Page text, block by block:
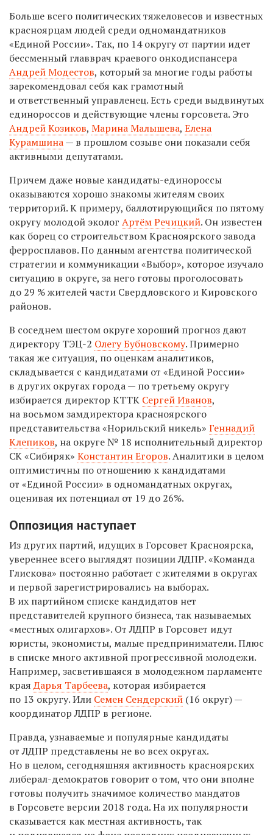
Больше всего политических тяжеловесов и известных
красноярцам людей среди одномандатников
«Единой России». Так, по 14округу от партии идет
бессменный главврач краевого онкодиспансера
Андрей Модестов, который за многие годы работы
зарекомендовал себя как грамотный
и ответственный управленец. Есть среди выдвинутых
единороссов и действующие члены горсовета. Это
Андрей Козиков, Марина Малышева, Елена
Курамшина— в прошлом созыве они показали себя
активными депутатами.
Причем даже новые кандидаты-единороссы
оказываются хорошо знакомы жителям своих
территорий. К примеру, баллотирующийся по пятому
округу молодой эколог Артём Речицкий. Он известен
как борец со строительством Красноярского завода
ферросплавов. По данным агентства политической
стратегии и коммуникации «Выбор», которое изучало
ситуацию в округе, за него готовы проголосовать
до 29 % жителей части Свердловского и Кировского
районов.
В соседнем шестом округе хороший прогноз дают
директору ТЭЦ-2 Олегу Бубновскому. Примерно
такая же ситуация, по оценкам аналитиков,
складывается с кандидатами от «Единой России»
в других округах города — по третьему округу
избирается директор КТТК Сергей Иванов,
на восьмом замдиректора красноярского
представительства «Норильский никель» Геннадий
Клепиков, на округе № 18 исполнительный директор
СК «Сибиряк» Константин Егоров. Аналитики в целом
оптимистичны по отношению к кандидатами
от «Единой России» в одномандатных округах,
оценивая их потенциал от 19 до 26%.
Оппозиция наступает
Из других партий, идущих в Горсовет Красноярска,
увереннее всего выглядят позиции ЛДПР. «Команда
Глискова» постоянно работает с жителями в округах
и первой зарегистрировались на выборах.
В их партийном списке кандидатов нет
представителей крупного бизнеса, так называемых
«местных олигархов». От ЛДПР в Горсовет идут
юристы, экономисты, малые предприниматели. Плюс
в списке много активной прогрессивной молодежи.
Например, засветившаяся в молодежном парламенте
краяДарья Тарбеева, которая избирается
по 13 округу. Или Семен Сендерский (16 округ) —
координатор ЛДПР в регионе.
Правда, узнаваемые и популярные кандидаты
от ЛДПР представлены не во всех округах.
Но в целом, сегодняшняя активность красноярских
либерал-демократов говорит о том, что они вполне
готовы получить значимое количество мандатов
в Горсовете версии 2018 года. На их популярности
сказывается как местная активность, так